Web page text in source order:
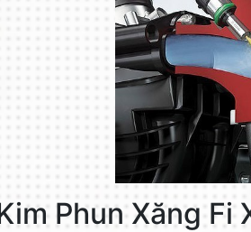
Phun Xăng Fi